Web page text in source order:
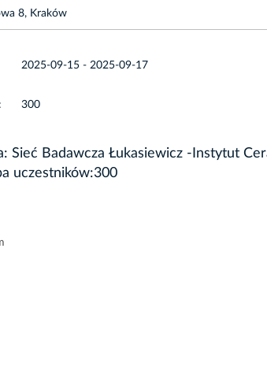
8, Kraków
2025-09-15 - 2025-09-17
300
Sieć Badawcza Łukasiewicz -Instytut
uczestników:300